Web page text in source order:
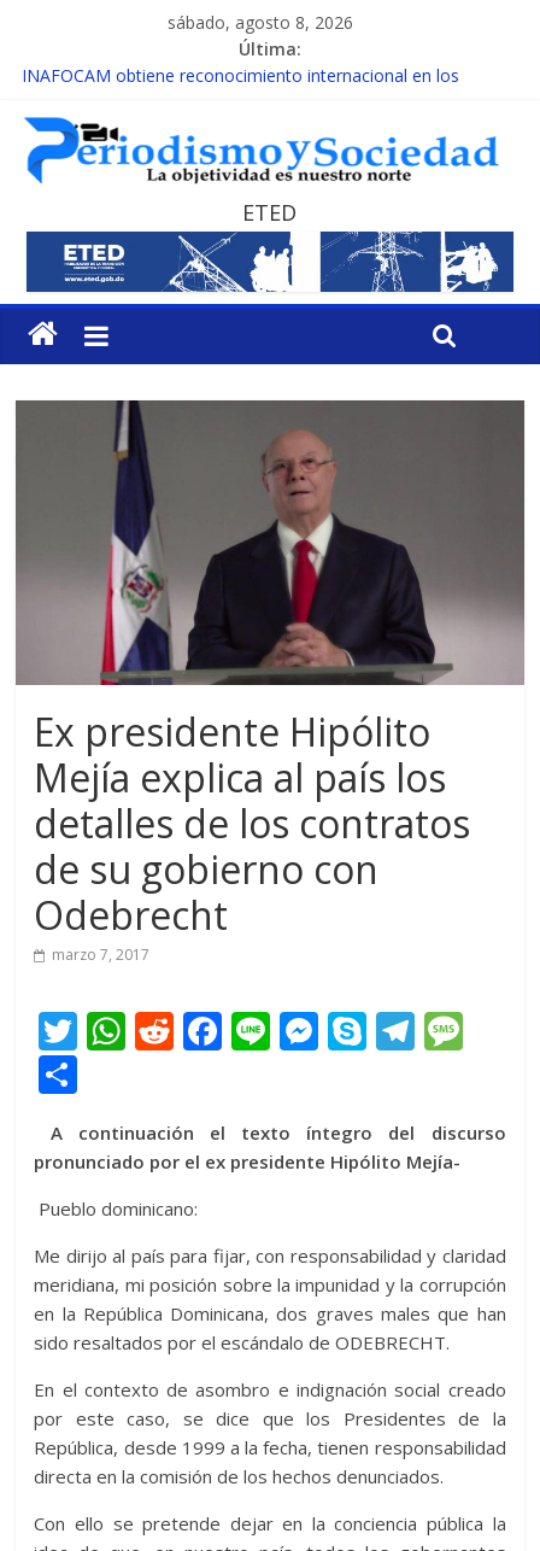
sábado, agosto 8, 2026
Última:
INAFOCAM obtiene reconocimiento internacional en los
15 de febrero de cada año es Día Nacional de la lucha contra el
cáncer infantil
EL ENFOQUE UNILATERAL DE LA COALICIÓN
MESCyT y Universidad Albizu apoyarán rehabilitación de
reclusos
MESCyT presenta calendario de Consulta Nacional por la
Educación
ETED
Ex presidente Hipólito
Mejía explica al país los
detalles de los contratos
de su gobierno con
Odebrecht
marzo 7, 2017
T
er
W
s
A
p
p
R
di
t
F
b
o
k
Li M
e
n
er
S
p
e
T
gr
a
a
m
p
ar
ti
r
A continuación el texto íntegro del discurso
pronunciado por el ex presidente Hipólito Mejía-
Pueblo dominicano:
Me dirijo al país para fijar, con responsabilidad y claridad
meridiana, mi posición sobre la impunidad y la corrupción
en la República Dominicana, dos graves males que han
sido resaltados por el escándalo de ODEBRECHT.
En el contexto de asombro e indignación social creado
por este caso, se dice que los Presidentes de la
República, desde 1999 a la fecha, tienen responsabilidad
directa en la comisión de los hechos denunciados.
Con ello se pretende dejar en la conciencia pública la